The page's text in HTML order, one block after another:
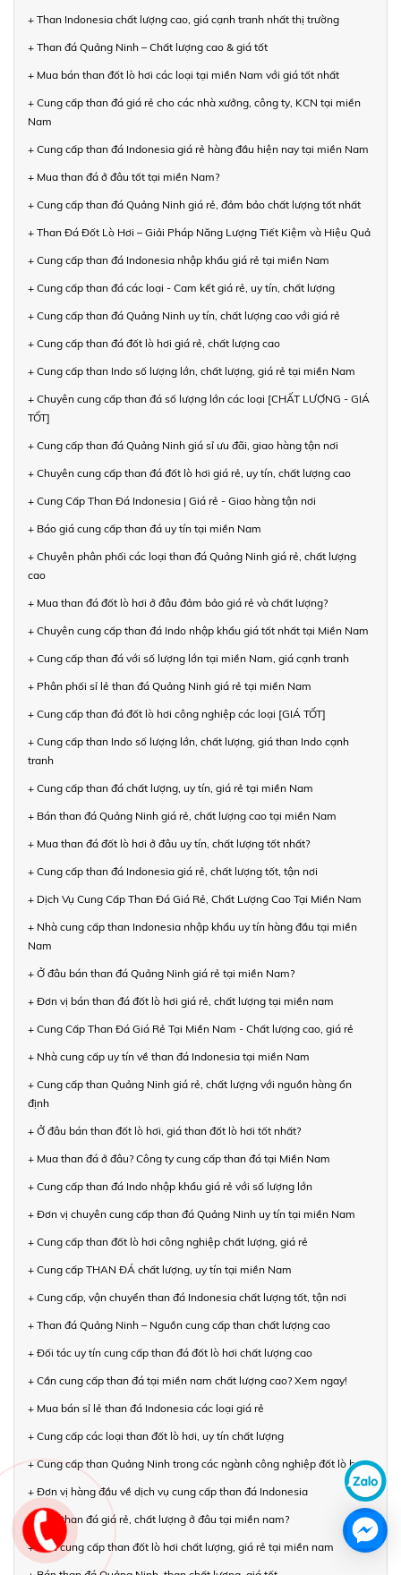
+ Than Indonesia chất lượng cao, giá cạnh tranh nhất thị trường
+ Than đá Quảng Ninh – Chất lượng cao & giá tốt
+ Mua bán than đốt lò hơi các loại tại miền Nam với giá tốt nhất
+ Cung cấp than đá giá rẻ cho các nhà xưởng, công ty, KCN tại miền
Nam
+ Cung cấp than đá Indonesia giá rẻ hàng đầu hiện nay tại miền Nam
+ Mua than đá ở đâu tốt tại miền Nam?
+ Cung cấp than đá Quảng Ninh giá rẻ, đảm bảo chất lượng tốt nhất
+ Than Đá Đốt Lò Hơi – Giải Pháp Năng Lượng Tiết Kiệm và Hiệu Quả
+ Cung cấp than đá Indonesia nhập khẩu giá rẻ tại miền Nam
+ Cung cấp than đá các loại - Cam kết giá rẻ, uy tín, chất lượng
+ Cung cấp than đá Quảng Ninh uy tín, chất lượng cao với giá rẻ
+ Cung cấp than đá đốt lò hơi giá rẻ, chất lượng cao
+ Cung cấp than Indo số lượng lớn, chất lượng, giá rẻ tại miền Nam
+ Chuyên cung cấp than đá số lượng lớn các loại [CHẤT LƯỢNG - GIÁ
TỐT]
+ Cung cấp than đá Quảng Ninh giá sỉ ưu đãi, giao hàng tận nơi
+ Chuyên cung cấp than đá đốt lò hơi giá rẻ, uy tín, chất lượng cao
+ Cung Cấp Than Đá Indonesia | Giá rẻ - Giao hàng tận nơi
+ Báo giá cung cấp than đá uy tín tại miền Nam
+ Chuyên phân phối các loại than đá Quảng Ninh giá rẻ, chất lượng
cao
+ Mua than đá đốt lò hơi ở đâu đảm bảo giá rẻ và chất lượng?
+ Chuyên cung cấp than đá Indo nhập khẩu giá tốt nhất tại Miền Nam
+ Cung cấp than đá với số lượng lớn tại miền Nam, giá cạnh tranh
+ Phân phối sỉ lẻ than đá Quảng Ninh giá rẻ tại miền Nam
+ Cung cấp than đá đốt lò hơi công nghiệp các loại [GIÁ TỐT]
+ Cung cấp than Indo số lượng lớn, chất lượng, giá than Indo cạnh
tranh
+ Cung cấp than đá chất lượng, uy tín, giá rẻ tại miền Nam
+ Bán than đá Quảng Ninh giá rẻ, chất lượng cao tại miền Nam
+ Mua than đá đốt lò hơi ở đâu uy tín, chất lượng tốt nhất?
+ Cung cấp than đá Indonesia giá rẻ, chất lượng tốt, tận nơi
+ Dịch Vụ Cung Cấp Than Đá Giá Rẻ, Chất Lượng Cao Tại Miền Nam
+ Nhà cung cấp than Indonesia nhập khẩu uy tín hàng đầu tại miền
Nam
+ Ở đâu bán than đá Quảng Ninh giá rẻ tại miền Nam?
+ Đơn vị bán than đá đốt lò hơi giá rẻ, chất lượng tại miền nam
+ Cung Cấp Than Đá Giá Rẻ Tại Miền Nam - Chất lượng cao, giá rẻ
+ Nhà cung cấp uy tín về than đá Indonesia tại miền Nam
+ Cung cấp than Quảng Ninh giá rẻ, chất lượng với nguồn hàng ổn
định
+ Ở đâu bán than đốt lò hơi, giá than đốt lò hơi tốt nhất?
+ Mua than đá ở đâu? Công ty cung cấp than đá tại Miền Nam
+ Cung cấp than đá Indo nhập khẩu giá rẻ với số lượng lớn
+ Đơn vị chuyên cung cấp than đá Quảng Ninh uy tín tại miền Nam
+ Cung cấp than đốt lò hơi công nghiệp chất lượng, giá rẻ
+ Cung cấp THAN ĐÁ chất lượng, uy tín tại miền Nam
+ Cung cấp, vận chuyển than đá Indonesia chất lượng tốt, tận nơi
+ Than đá Quảng Ninh – Nguồn cung cấp than chất lượng cao
+ Đối tác uy tín cung cấp than đá đốt lò hơi chất lượng cao
+ Cần cung cấp than đá tại miền nam chất lượng cao? Xem ngay!
+ Mua bán sỉ lẻ than đá Indonesia các loại giá rẻ
+ Cung cấp các loại than đốt lò hơi, uy tín chất lượng
+ Cung cấp than Quảng Ninh trong các ngành công nghiệp đốt lò hơi
+ Đơn vị hàng đầu về dịch vụ cung cấp than đá Indonesia
+ Mua than đá giá rẻ, chất lượng ở đâu tại miền nam?
+ Nhà cung cấp than đốt lò hơi chất lượng, giá rẻ tại miền nam